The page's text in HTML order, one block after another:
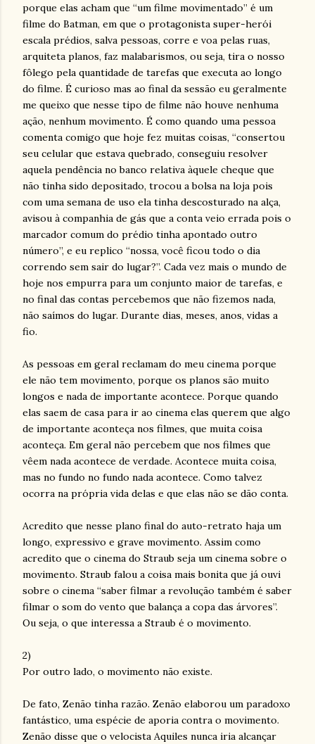
porque elas acham que “um filme movimentado” é um
filme do Batman, em que o protagonista super-herói
escala prédios, salva pessoas, corre e voa pelas ruas,
arquiteta planos, faz malabarismos, ou seja, tira o nosso
fôlego pela quantidade de tarefas que executa ao longo
do filme. É curioso mas ao final da sessão eu geralmente
me queixo que nesse tipo de filme não houve nenhuma
ação, nenhum movimento. É como quando uma pessoa
comenta comigo que hoje fez muitas coisas, “consertou
seu celular que estava quebrado, conseguiu resolver
aquela pendência no banco relativa àquele cheque que
não tinha sido depositado, trocou a bolsa na loja pois
com uma semana de uso ela tinha descosturado na alça,
avisou à companhia de gás que a conta veio errada pois o
marcador comum do prédio tinha apontado outro
número”, e eu replico “nossa, você ficou todo o dia
correndo sem sair do lugar?”. Cada vez mais o mundo de
hoje nos empurra para um conjunto maior de tarefas, e
no final das contas percebemos que não fizemos nada,
não saímos do lugar. Durante dias, meses, anos, vidas a
fio.
As pessoas em geral reclamam do meu cinema porque
ele não tem movimento, porque os planos são muito
longos e nada de importante acontece. Porque quando
elas saem de casa para ir ao cinema elas querem que algo
de importante aconteça nos filmes, que muita coisa
aconteça. Em geral não percebem que nos filmes que
vêem nada acontece de verdade. Acontece muita coisa,
mas no fundo no fundo nada acontece. Como talvez
ocorra na própria vida delas e que elas não se dão conta.
Acredito que nesse plano final do auto-retrato haja um
longo, expressivo e grave movimento. Assim como
acredito que o cinema do Straub seja um cinema sobre o
movimento. Straub falou a coisa mais bonita que já ouvi
sobre o cinema “saber filmar a revolução também é saber
filmar o som do vento que balança a copa das árvores”.
Ou seja, o que interessa a Straub é o movimento.
2)
Por outro lado, o movimento não existe.
De fato, Zenão tinha razão. Zenão elaborou um paradoxo
fantástico, uma espécie de aporia contra o movimento.
Zenão disse que o velocista Aquiles nunca iria alcançar